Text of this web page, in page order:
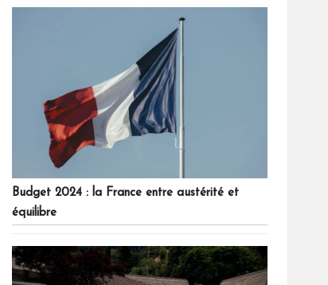
Budget 2024 : la France entre austérité et
équilibre